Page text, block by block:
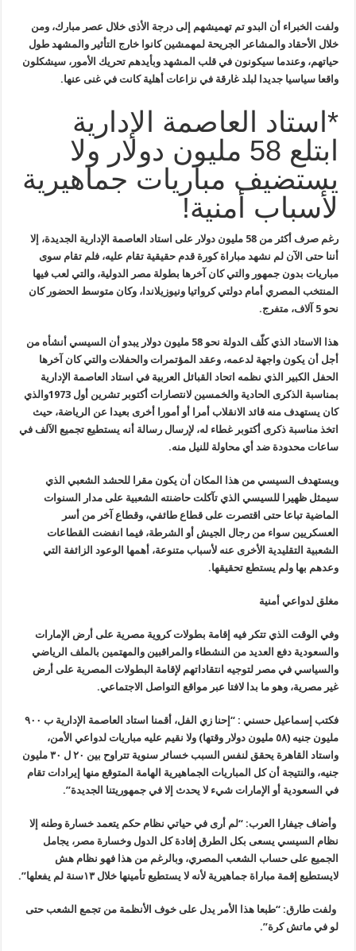
ولفت الخبراء أن البدو تم تهميشهم إلى درجة الأذى خلال عصر مبارك، ومن
خلال الأحقاد والمشاعر الجريحة لمهمشين كانوا خارج التأثير والمشهد طول
حياتهم، وعندما سيكونون في قلب المشهد وبأيدهم تحريك الأمور، سيشكلون
واقعا سياسيا جديدا لبلد غارقة في نزاعات أهلية كانت في غنى عنها.
*استاد العاصمة الإدارية
ابتلع 58 مليون دولار ولا
يستضيف مباريات جماهيرية
لأسباب أمنية!
رغم صرف أكثر من 58 مليون دولار على استاد العاصمة الإدارية الجديدة، إلا
أننا حتى الآن لم نشهد مباراة كورة قدم حقيقية تقام عليه، فلم تقام سوى
مباريات بدون جمهور والتي كان آخرها بطولة مصر الدولية، والتي لعب فيها
المنتخب المصري أمام دولتي كرواتيا ونيوزيلاندا، وكان متوسط الحضور كان
نحو 5 آلاف، متفرج.
هذا الاستاد الذي كلّف الدولة نحو 58 مليون دولار يبدو أن السيسي أنشأه من
أجل أن يكون واجهة لدعمه، وعقد المؤتمرات والحفلات والتي كان آخرها
الحفل الكبير الذي نظمه اتحاد القبائل العربية في استاد العاصمة الإدارية
بمناسبة الذكرى الحادية والخمسين لانتصارات أكتوبر تشرين أول 1973والذي
كان يستهدف منه قائد الانقلاب أمرا أو أمورا أخرى بعيدا عن الرياضة، حيث
اتخذ مناسبة ذكرى أكتوبر غطاء له، لإرسال رسالة أنه يستطيع تجميع الآلف في
ساعات محدودة ضد أي محاولة للنيل منه.
ويستهدف السيسي من هذا المكان أن يكون مقرا للحشد الشعبي الذي
سيمثل ظهيرا للسيسي الذي تآكلت حاضنته الشعبية على مدار السنوات
الماضية تباعا حتى اقتصرت على قطاع طائفي، وقطاع آخر من أسر
العسكريين سواء من رجال الجيش أو الشرطة، فيما انفضت القطاعات
الشعبية التقليدية الأخرى عنه لأسباب متنوعة، أهمها الوعود الزائفة التي
وعدهم بها ولم يستطع تحقيقها.
مغلق لدواعي أمنية
وفي الوقت الذي تتكر فيه إقامة بطولات كروية مصرية على أرض الإمارات
والسعودية دفع العديد من النشطاء والمراقبين والمهتمين بالملف الرياضي
والسياسي في مصر لتوجيه انتقاداتهم لإقامة البطولات المصرية على أرض
غير مصرية، وهو ما بدا لافتا عبر مواقع التواصل الاجتماعي.
فكتب إسماعيل حسني : “إحنا زي الفل، أقمنا استاد العاصمة الإدارية ب ٩٠٠
مليون جنيه (٥٨ مليون دولار وقتها) ولا نقيم عليه مباريات لدواعي الأمن،
واستاد القاهرة يحقق لنفس السبب خسائر سنوية تتراوح بين ٢٠ ل ٣٠ مليون
جنيه، والنتيجة أن كل المباريات الجماهيرية الهامة المتوقع منها إيرادات تقام
في السعودية أو الإمارات شيء لا يحدث إلا في جمهوريتنا الجديدة”.
وأضاف جيفارا العرب: “لم أرى في حياتي نظام حكم يتعمد خسارة وطنه إلا
نظام السيسي يسعى بكل الطرق إفادة كل الدول وخسارة مصر، يجامل
الجميع على حساب الشعب المصري، وبالرغم من هذا فهو نظام هش
لايستطيع إقمة مباراة جماهيرية لأنه لا يستطيع تأمينها خلال ١٣سنة لم يفعلها”.
ولفت طارق: “طبعا هذا الأمر يدل على خوف الأنظمة من تجمع الشعب حتى
لو في ماتش كرة”.